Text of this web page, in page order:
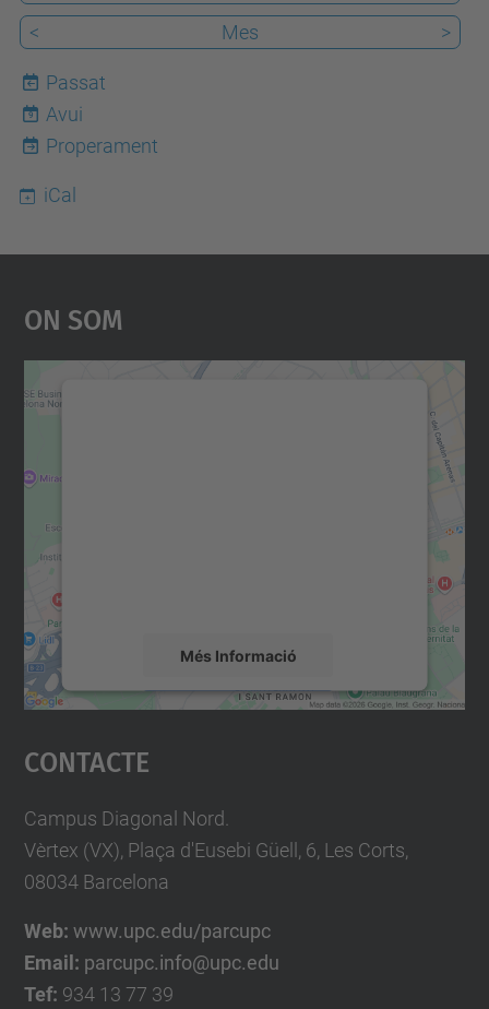
<
Mes >
Passat
9
Avui
Properament
iCal
On Som
Més Informació
Accepta
powered by
Contacte
Campus Diagonal Nord.
Vèrtex (VX), Plaça d'Eusebi Güell, 6, Les Corts,
08034 Barcelona
Web: www.upc.edu/parcupc
Email: parcupc.info@upc.edu
Tef: 934 13 77 39